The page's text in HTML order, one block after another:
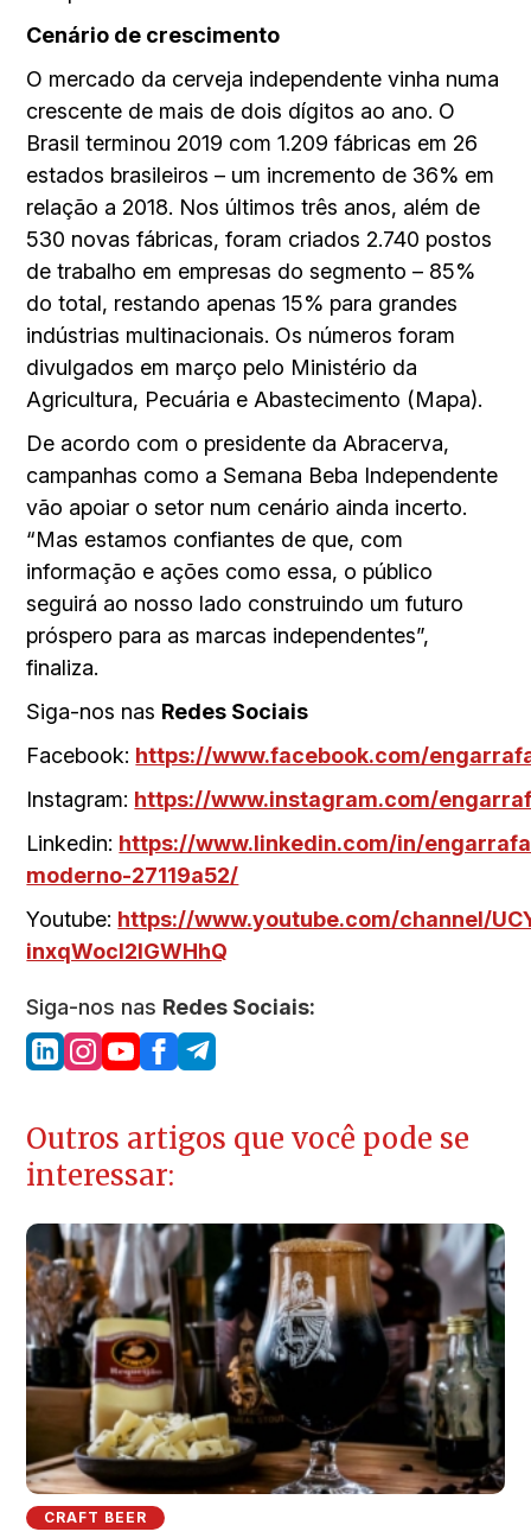
Cenário de crescimento
O mercado da cerveja independente vinha numa
crescente de mais de dois dígitos ao ano. O
Brasil terminou 2019 com 1.209 fábricas em 26
estados brasileiros – um incremento de 36% em
relação a 2018. Nos últimos três anos, além de
530 novas fábricas, foram criados 2.740 postos
de trabalho em empresas do segmento – 85%
do total, restando apenas 15% para grandes
indústrias multinacionais. Os números foram
divulgados em março pelo Ministério da
Agricultura, Pecuária e Abastecimento (Mapa).
De acordo com o presidente da Abracerva,
campanhas como a Semana Beba Independente
vão apoiar o setor num cenário ainda incerto.
“Mas estamos confiantes de que, com
informação e ações como essa, o público
seguirá ao nosso lado construindo um futuro
próspero para as marcas independentes”,
finaliza.
Siga-nos nas Redes Sociais
Facebook: https://www.facebook.com/
Instagram: https://www.instagram.com/
Linkedin: https://www.linkedin.com/in/
moderno-27119a52/
Youtube: https://www.youtube.com/channel/
inxqWocI2lGWHhQ
Siga-nos nas Redes Sociais:
Outros artigos que você pode se
interessar:
CRAFT BEER